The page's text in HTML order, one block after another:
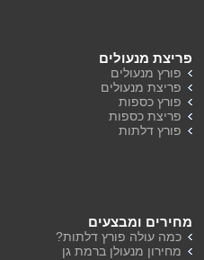
פריצת מנעולים
פורץ מנעולים
פריצת מנעולים
פורץ כספות
פריצת כספות
פורץ דלתות
מחירים ומבצעים
כמה עולה פורץ דלתות?
מחירון מנעולן ברמת גן